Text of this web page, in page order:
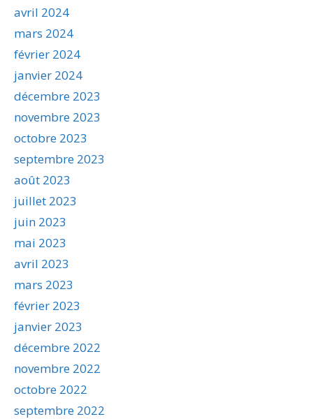
avril 2024
mars 2024
février 2024
janvier 2024
décembre 2023
novembre 2023
octobre 2023
septembre 2023
août 2023
juillet 2023
juin 2023
mai 2023
avril 2023
mars 2023
février 2023
janvier 2023
décembre 2022
novembre 2022
octobre 2022
septembre 2022